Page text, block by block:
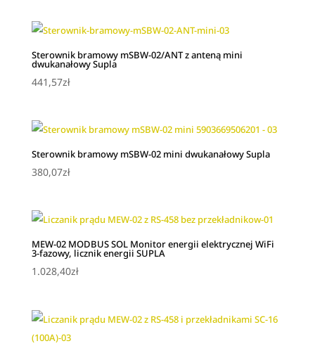
Sterownik bramowy mSBW‑02/ANT z anteną mini
dwukanałowy Supla
441,57zł
Sterownik bramowy mSBW‑02 mini dwukanałowy Supla
380,07zł
MEW-02 MODBUS SOL Monitor energii elektrycznej WiFi
3-fazowy, licznik energii SUPLA
1.028,40zł